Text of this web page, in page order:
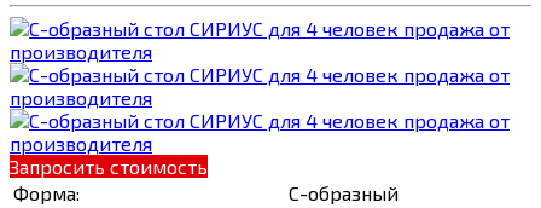
Запросить стоимость
Форма:
С-образный